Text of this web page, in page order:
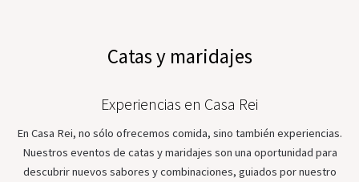
Catas y maridajes
Experiencias en Casa Rei
En Casa Rei, no sólo ofrecemos comida, sino también experiencias.
Nuestros eventos de catas y maridajes son una oportunidad para
descubrir nuevos sabores y combinaciones, guiados por nuestro